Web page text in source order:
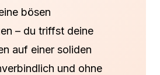
bösen
– du triffst deine
auf einer soliden
und ohne